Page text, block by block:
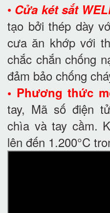
• Cửa két sắt
tạo bởi thép dày
cưa ăn khớp với
chắc chắn chống
đảm bảo chống
• Phương thức
tay, Mã số điện
chìa và tay cầm.
lên đến 1.200°C